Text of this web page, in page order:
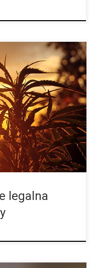
obywatel tego kraju
zaufanego farmaceuty i
świecie obecnie […]
legalna